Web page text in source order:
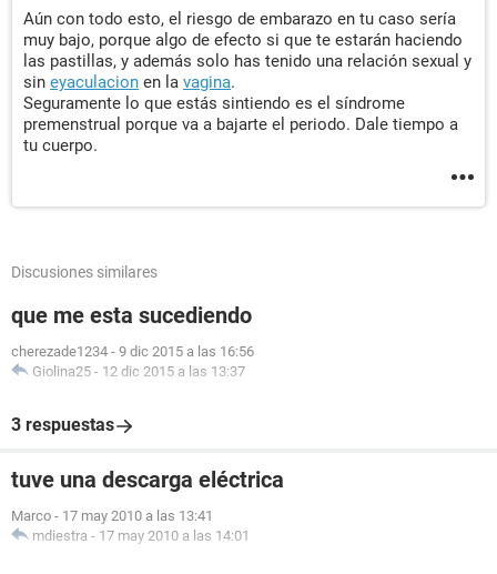
Aún con todo esto, el riesgo de embarazo en tu caso sería
muy bajo, porque algo de efecto si que te estarán haciendo
las pastillas, y además solo has tenido una relación sexual y
sin eyaculacion en la vagina.
Seguramente lo que estás sintiendo es el síndrome
premenstrual porque va a bajarte el periodo. Dale tiempo a
tu cuerpo.
Discusiones similares
que me esta sucediendo
cherezade1234 - 9 dic 2015 a las 16:56
Giolina25 - 12 dic 2015 a las 13:37
3 respuestas
tuve una descarga eléctrica
Marco - 17 may 2010 a las 13:41
mdiestra - 17 may 2010 a las 14:01